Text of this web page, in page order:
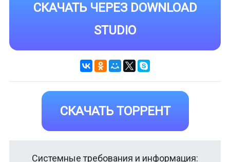
СКАЧАТЬ ЧЕРЕЗ DOWNLOAD
STUDIO
СКАЧАТЬ ТОРРЕНТ
Системные требования и информация: